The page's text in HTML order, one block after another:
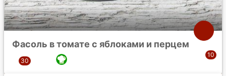
Фасоль в томате с яблоками и перцем